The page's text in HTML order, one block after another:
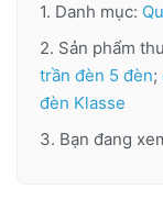
1. Danh mục:
2. Sản phẩm
trần đèn 5 đèn;
đèn Klasse
3. Bạn đang